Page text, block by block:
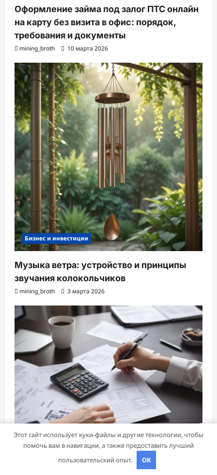
Оформление займа под залог ПТС онлайн
на карту без визита в офис: порядок,
требования и документы
mining_broth 10 марта 2026
Бизнес и инвестиции
Музыка ветра: устройство и принципы
звучания колокольчиков
mining_broth 3 марта 2026
Этот сайт использует куки-файлы и другие технологии, чтобы
помочь вам в навигации, а также предоставить лучший
пользовательский опыт.
OK